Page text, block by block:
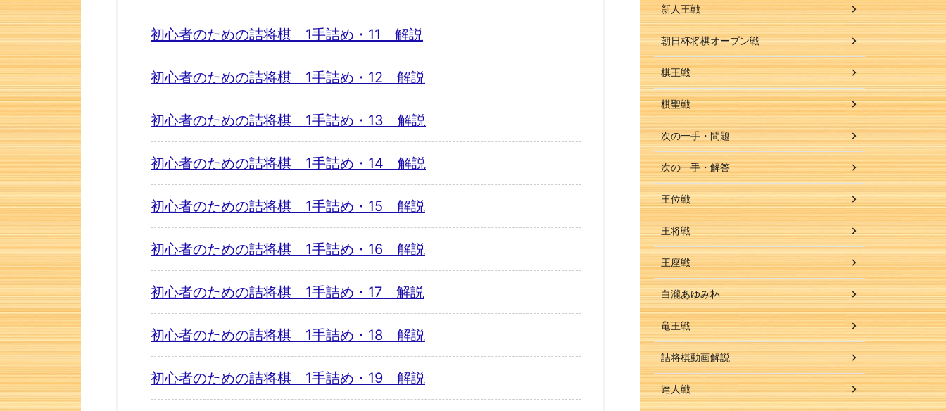
初心者のための詰将棋 1手詰め・11 解説
初心者のための詰将棋 1手詰め・12 解説
初心者のための詰将棋 1手詰め・13 解説
初心者のための詰将棋 1手詰め・14 解説
初心者のための詰将棋 1手詰め・15 解説
初心者のための詰将棋 1手詰め・16 解説
初心者のための詰将棋 1手詰め・17 解説
初心者のための詰将棋 1手詰め・18 解説
初心者のための詰将棋 1手詰め・19 解説
新人王戦
朝日杯将棋オープン戦
棋王戦
棋聖戦
次の一手・問題
次の一手・解答
王位戦
王将戦
王座戦
白瀧あゆみ杯
竜王戦
詰将棋動画解説
達人戦